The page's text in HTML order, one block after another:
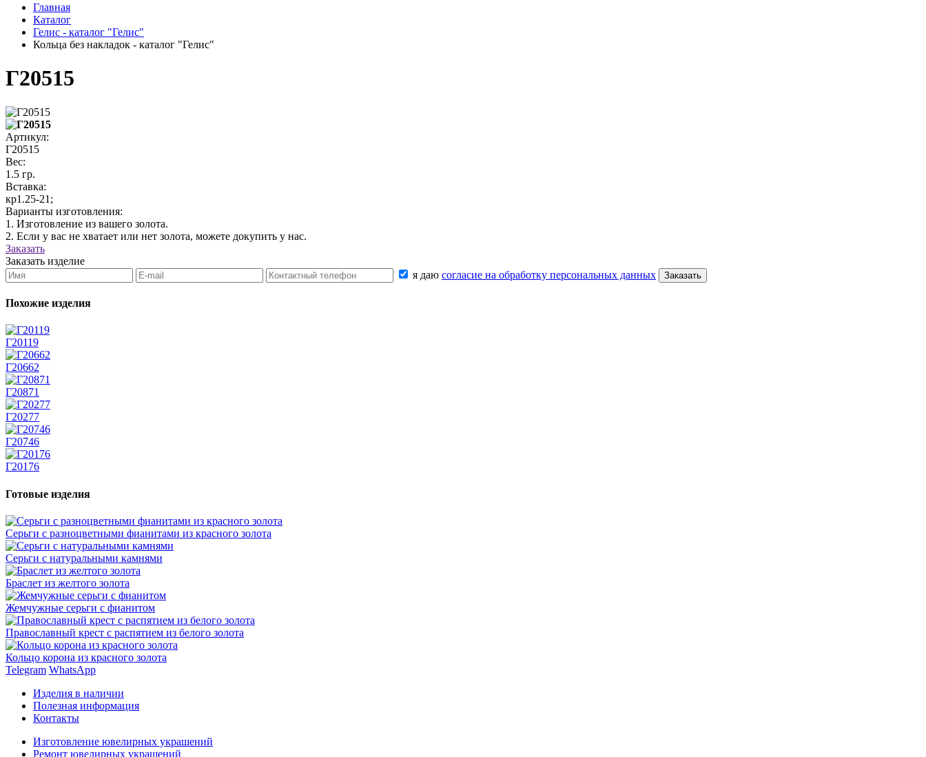
Главная
Каталог
Гелис - каталог "Гелис"
Кольца без накладок - каталог "Гелис"
Г20515
Артикул:
Г20515
Вес:
1.5 гр.
Вставка:
кр1.25-21;
Варианты изготовления:
1. Изготовление из вашего золота.
2. Если у вас не хватает или нет золота, можете докупить у нас.
Заказать
Заказать изделие
я даю согласие на обработку персональных данных
Похожие изделия
Г20119
Г20662
Г20871
Г20277
Г20746
Г20176
Готовые изделия
Серьги с разноцветными фианитами из красного золота
Серьги с натуральными камнями
Браслет из желтого золота
Жемчужные серьги с фианитом
Православный крест с распятием из белого золота
Кольцо корона из красного золота
Telegram WhatsApp
Изделия в наличии
Полезная информация
Контакты
Изготовление ювелирных украшений
Ремонт ювелирных украшений